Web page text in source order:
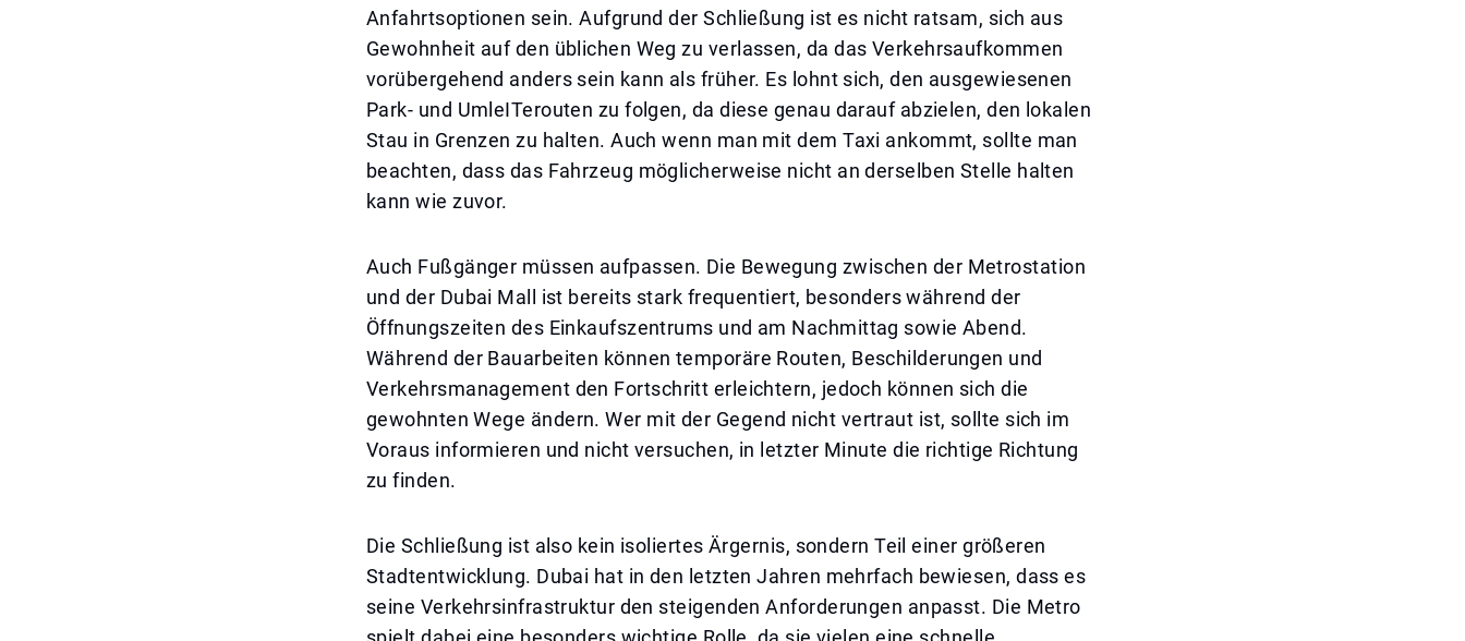
Anfahrtsoptionen sein. Aufgrund der Schließung ist es nicht ratsam, sich aus
Gewohnheit auf den üblichen Weg zu verlassen, da das Verkehrsaufkommen
vorübergehend anders sein kann als früher. Es lohnt sich, den ausgewiesenen
Park- und UmleITerouten zu folgen, da diese genau darauf abzielen, den lokalen
Stau in Grenzen zu halten. Auch wenn man mit dem Taxi ankommt, sollte man
beachten, dass das Fahrzeug möglicherweise nicht an derselben Stelle halten
kann wie zuvor.
Auch Fußgänger müssen aufpassen. Die Bewegung zwischen der Metrostation
und der Dubai Mall ist bereits stark frequentiert, besonders während der
Öffnungszeiten des Einkaufszentrums und am Nachmittag sowie Abend.
Während der Bauarbeiten können temporäre Routen, Beschilderungen und
Verkehrsmanagement den Fortschritt erleichtern, jedoch können sich die
gewohnten Wege ändern. Wer mit der Gegend nicht vertraut ist, sollte sich im
Voraus informieren und nicht versuchen, in letzter Minute die richtige Richtung
zu finden.
Die Schließung ist also kein isoliertes Ärgernis, sondern Teil einer größeren
Stadtentwicklung. Dubai hat in den letzten Jahren mehrfach bewiesen, dass es
seine Verkehrsinfrastruktur den steigenden Anforderungen anpasst. Die Metro